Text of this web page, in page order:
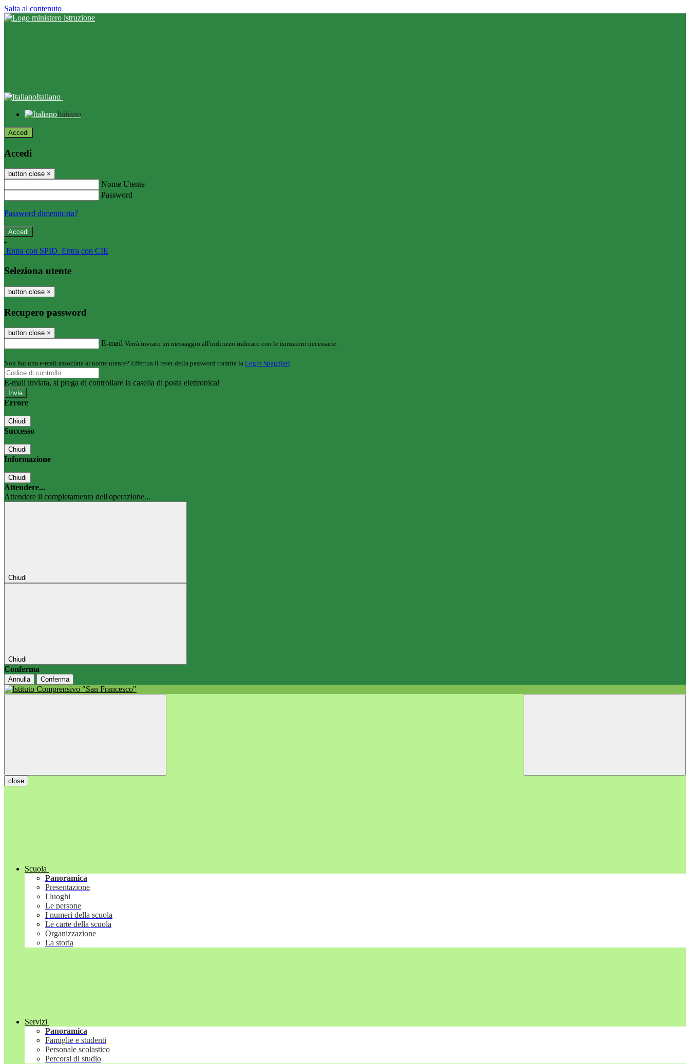
Salta al contenuto
Italiano
Italiano
Accedi
Accedi
button close ×
Nome Utente
Password
Password dimenticata?
-
Entra con SPID Entra con CIE
Seleziona utente
button close ×
Recupero password
button close ×
E-mail Verrà inviato un messaggio all'indirizzo indicato con le istruzioni necessarie.
Non hai una e-mail associata al nome utente? Effettua il reset della password tramite la Login Spaggiari
E-mail inviata, si prega di controllare la casella di posta elettronica!
Errore
Chiudi
Successo
Chiudi
Informazione
Chiudi
Attendere...
Attendere il completamento dell'operazione...
Chiudi
Chiudi
Conferma
Annulla Conferma
close
Scuola
Panoramica
Presentazione
I luoghi
Le persone
I numeri della scuola
Le carte della scuola
Organizzazione
La storia
Servizi
Panoramica
Famiglie e studenti
Personale scolastico
Percorsi di studio